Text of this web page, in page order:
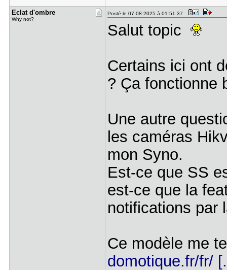
Eclat d'om​bre
Why not?
Posté le 07-08-2025 à 01:51:37
Salut topic
Certains ici ont
? Ça fonctionne
Une autre
les caméras
mon Syno.
Est-ce que SS
est-ce que la
notifications par
Ce modèle me
domotique.fr/fr/